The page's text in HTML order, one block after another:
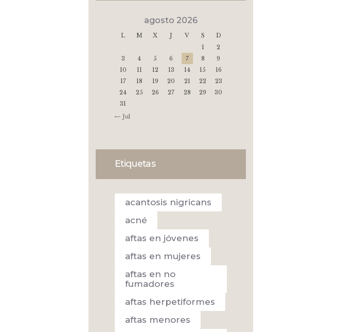
agosto 2026
L M X J V S
D
1
2
3
4 5 6 7 8
9
10
11 12 13 14 15
16
17
18 19 20 21 22
23
24
25 26 27 28 29
30
31
« Jul
Etiquetas
acantosis nigricans
acné
aftas en jóvenes
aftas en mujeres
aftas en no
fumadores
aftas herpetiformes
aftas menores